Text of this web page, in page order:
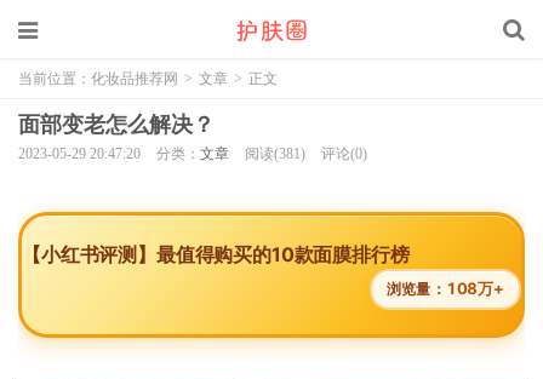
当前位置： 化妆品推荐网 > 文章 > 正文
面部变老怎么解决？
2023-05-29 20:47:20 分类： 文章 阅读(381) 评论(0)
【小红书评测】最值得购买的10款面膜排行榜
浏览量： 108万+